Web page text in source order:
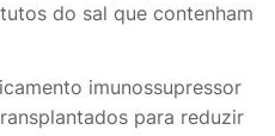
do sal que contenham
imunossupressor
para reduzir